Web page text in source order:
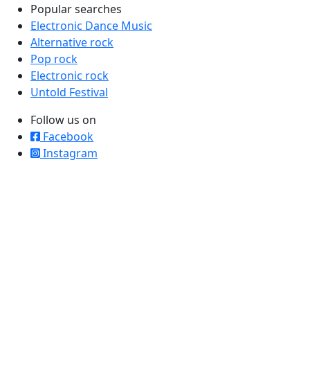
Popular searches
Electronic Dance Music
Alternative rock
Pop rock
Electronic rock
Untold Festival
Follow us on
Facebook
Instagram